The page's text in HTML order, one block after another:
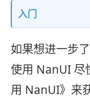
入门
如果想进一步
使用 NanUI 尽
用 NanUI》来